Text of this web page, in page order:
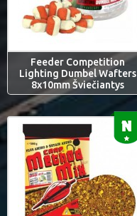
Feeder Competition
Lighting Dumbel Wafters
8x10mm Šviečiantys